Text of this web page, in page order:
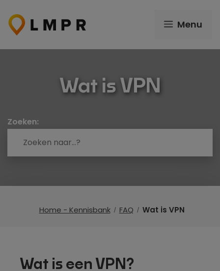
naar
inhoud
Menu
Wat is VPN
Zoeken:
Home - Kennisbank FAQ Wat is VPN
Wat is een VPN?